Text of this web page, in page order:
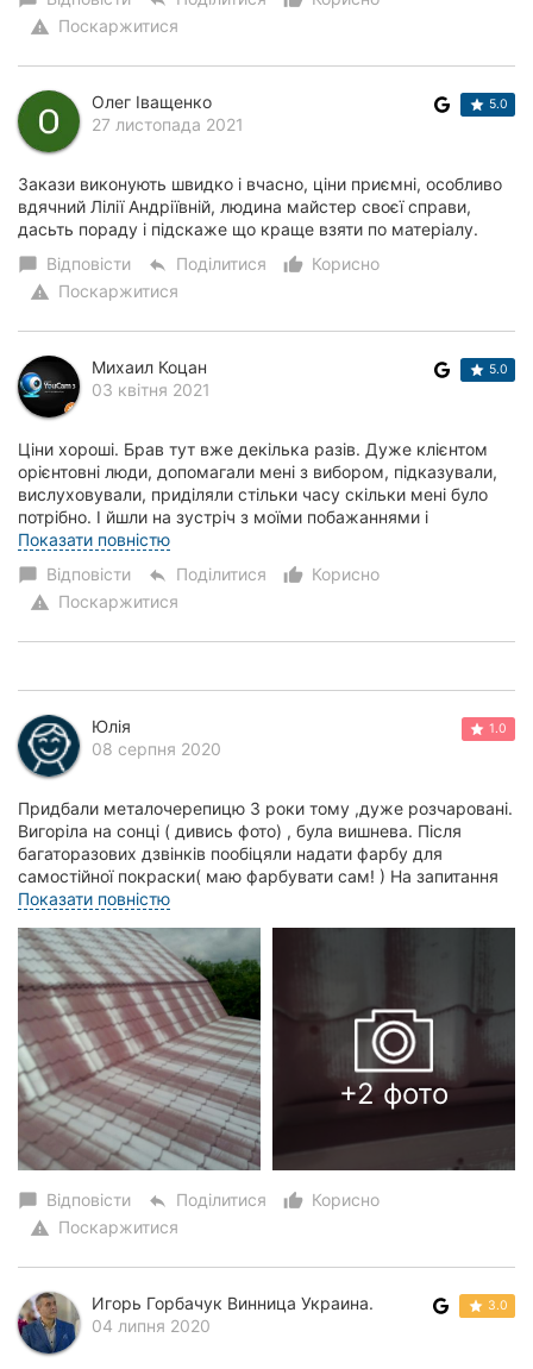
warning Поскаржитися
Олег Іващенко
27 листопада 2021
5.0
Закази виконують швидко і вчасно, ціни приємні, особливо
вдячний Лілії Андріївній, людина майстер своєї справи,
дасьть пораду і підскаже що краще взяти по матеріалу.
chat_bubble Відповісти reply Поділитися thumb_up_alt
Корисно
warning Поскаржитися
Михаил Коцан
03 квітня 2021
5.0
Ціни хороші. Брав тут вже декілька разів. Дуже клієнтом
орієнтовні люди, допомагали мені з вибором, підказували,
вислуховували, приділяли стільки часу скільки мені було
потрібно. І йшли на зустріч з моїми побажаннями і
проблемами. Замовлення віддали...
Показати повністю
chat_bubble Відповісти reply Поділитися thumb_up_alt
Корисно
warning Поскаржитися
Юлія
08 серпня 2020
1.0
Придбали металочерепицю 3 роки тому ,дуже розчаровані.
Вигоріла на сонці ( дивись фото) , була вишнева. Після
багаторазових дзвінків пообіцяли надати фарбу для
самостійної покраски( маю фарбувати сам! ) На запитання
про якість ,стійкість фарби гарант...
Показати повністю
+2 фото
chat_bubble Відповісти reply Поділитися thumb_up_alt
Корисно
warning Поскаржитися
Игорь Горбачук Винница Украина.
04 липня 2020
3.0